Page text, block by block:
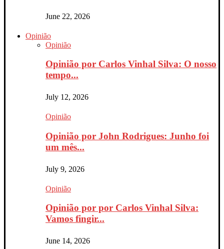
June 22, 2026
Opinião
Opinião
Opinião por Carlos Vinhal Silva: O nosso
tempo...
July 12, 2026
Opinião
Opinião por John Rodrigues: Junho foi
um mês...
July 9, 2026
Opinião
Opinião por por Carlos Vinhal Silva:
Vamos fingir...
June 14, 2026